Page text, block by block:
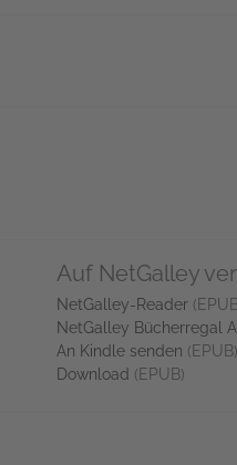
Auf NetGalley
NetGalley-Reader
NetGalley Bücherregal
An Kindle senden (EPUB)
Download (EPUB)